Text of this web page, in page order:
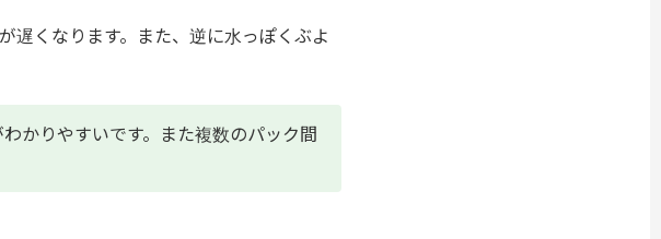
遅くなります。また、逆に水っぽくぶよ
かりやすいです。また複数のパック間